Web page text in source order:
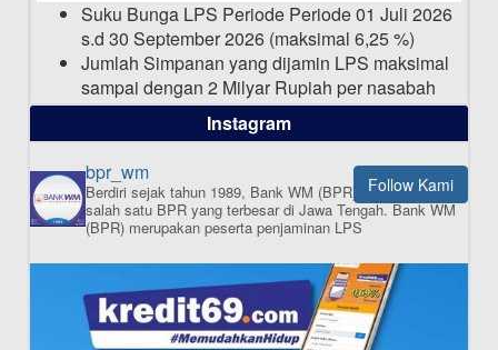
Suku Bunga LPS Periode Periode 01 Juli 2026
s.d 30 September 2026 (maksimal 6,25 %)
Jumlah Simpanan yang dijamin LPS maksimal
sampai dengan 2 Milyar Rupiah per nasabah
dalam satu bank
ISI APLIKASI SEKARANG
Instagram
Follow Kami
bpr_wm
Berdiri sejak tahun 1989, Bank WM (BPR) merupakan
salah satu BPR yang terbesar di Jawa Tengah.Bank WM
(BPR) merupakan peserta penjaminan LPS